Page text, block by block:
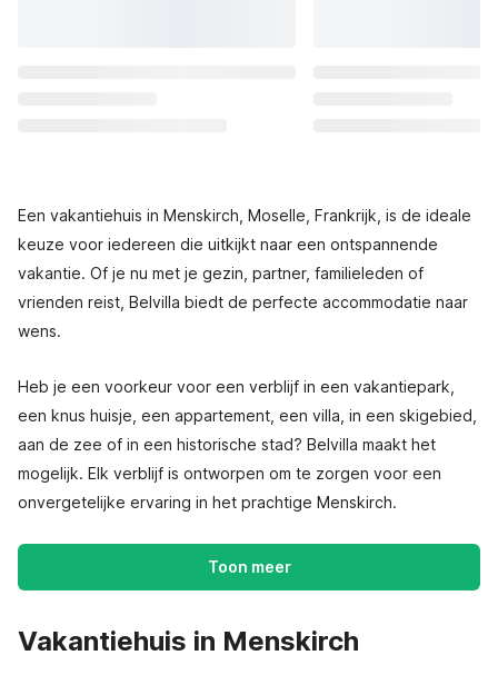
Een vakantiehuis in Menskirch, Moselle, Frankrijk, is de ideale
keuze voor iedereen die uitkijkt naar een ontspannende
vakantie. Of je nu met je gezin, partner, familieleden of
vrienden reist, Belvilla biedt de perfecte accommodatie naar
wens.
Heb je een voorkeur voor een verblijf in een vakantiepark,
een knus huisje, een appartement, een villa, in een skigebied,
aan de zee of in een historische stad? Belvilla maakt het
mogelijk. Elk verblijf is ontworpen om te zorgen voor een
onvergetelijke ervaring in het prachtige Menskirch.
Toon meer
Vakantiehuis in Menskirch